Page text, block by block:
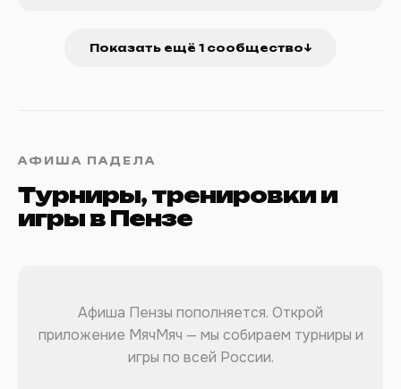
Показать ещё 1 сообщество↓
АФИША ПАДЕЛА
Турниры, тренировки и
игры в Пензе
Афиша Пензы пополняется. Открой
приложение МячМяч — мы собираем турниры и
игры по всей России.